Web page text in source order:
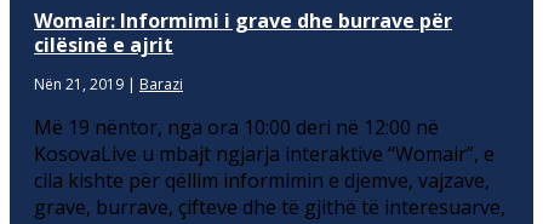
Womair: Informimi i grave dhe burrave për
cilësinë e ajrit
Nën 21, 2019 | Barazi
Më 19 nëntor, nga ora 10:00 deri në 12:00 në
KosovaLive u mbajt ngjarja interaktive “Womair”, e
cila kishte për qëllim informimin e djemve, vajzave,
grave, burrave, çifteve dhe të gjithë të interesuarve,